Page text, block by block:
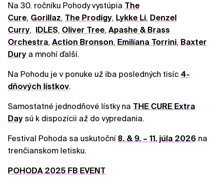
Na 30. ročníku Pohody vystúpia The
Cure, Gorillaz, The Prodigy, Lykke Li, Denzel
Curry, IDLES, Oliver Tree, Apashe & Brass
Orchestra, Action Bronson, Emilíana Torrini, Baxter
Dury a mnohí ďalší.
Na Pohodu je v ponuke už iba posledných tisíc 4-
dňových lístkov.
Samostatné jednodňové lístky na THE CURE Extra
Day sú k dispozícii až do vypredania.
Festival Pohoda sa uskutoční 8. & 9. – 11. júla 2026 na
trenčianskom letisku.
POHODA 2025 FB EVENT